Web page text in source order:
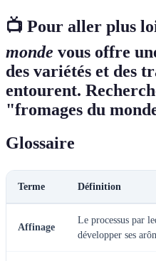
📺 Pour aller plus
monde vous offre
des variétés et des
entourent.
"fromages du
Glossaire
Terme Définition
Affinage
Le processus par
développer ses